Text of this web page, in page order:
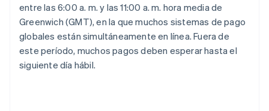
entre las 6:00 a. m. y las 11:00 a. m. hora media de
Greenwich (GMT), en la que muchos sistemas de pago
globales están simultáneamente en línea. Fuera de
este período, muchos pagos deben esperar hasta el
siguiente día hábil.